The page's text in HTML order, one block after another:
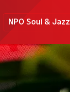
NPO Soul & Jazz